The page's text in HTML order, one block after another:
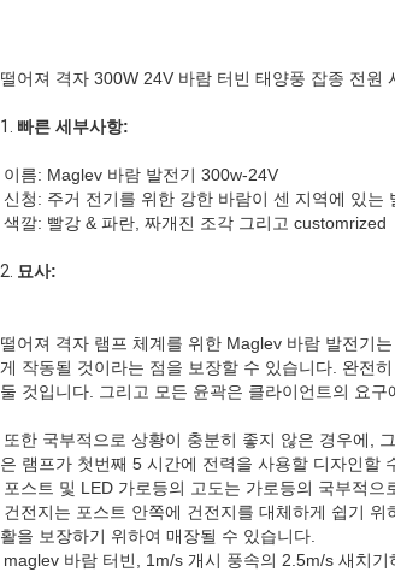
떨어져 격자 300W 24V 바람 터빈 태양풍 잡종 전원
1. 빠른 세부사항:
이름: Maglev 바람 발전기 300w-24V
신청: 주거 전기를 위한 강한 바람이 센 지역에 있는
색깔: 빨강 & 파란, 짜개진 조각 그리고 customrized
2. 묘사:
떨어져 격자 램프 체계를 위한 Maglev 바람 발전기
게 작동될 것이라는 점을 보장할 수 있습니다. 완전
둘 것입니다. 그리고 모든 윤곽은 클라이언트의 요구
또한 국부적으로 상황이 충분히 좋지 않은 경우에,
은 램프가 첫번째 5 시간에 전력을 사용할 디자인할
포스트 및 LED 가로등의 고도는 가로등의 국부적으
건전지는 포스트 안쪽에 건전지를 대체하게 쉽기
활을 보장하기 위하여 매장될 수 있습니다.
maglev 바람 터빈, 1m/s 개시 풍속의 2.5m/s 새치